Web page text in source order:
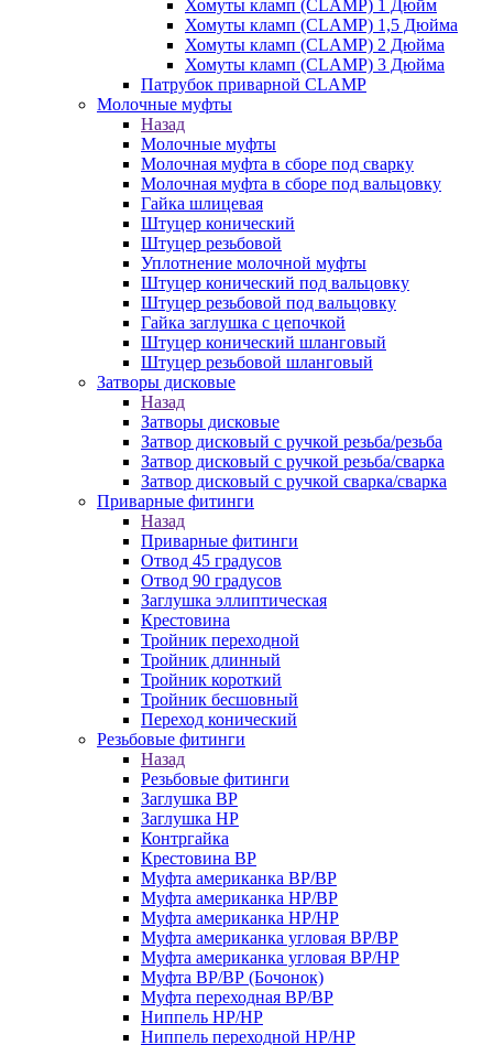
Хомуты кламп (CLAMP) 1 Дюйм
Хомуты кламп (CLAMP) 1,5 Дюйма
Хомуты кламп (CLAMP) 2 Дюйма
Хомуты кламп (CLAMP) 3 Дюйма
Патрубок приварной CLAMP
Молочные муфты
Назад
Молочные муфты
Молочная муфта в сборе под сварку
Молочная муфта в сборе под вальцовку
Гайка шлицевая
Штуцер конический
Штуцер резьбовой
Уплотнение молочной муфты
Штуцер конический под вальцовку
Штуцер резьбовой под вальцовку
Гайка заглушка с цепочкой
Штуцер конический шланговый
Штуцер резьбовой шланговый
Затворы дисковые
Назад
Затворы дисковые
Затвор дисковый с ручкой резьба/резьба
Затвор дисковый с ручкой резьба/сварка
Затвор дисковый с ручкой сварка/сварка
Приварные фитинги
Назад
Приварные фитинги
Отвод 45 градусов
Отвод 90 градусов
Заглушка эллиптическая
Крестовина
Тройник переходной
Тройник длинный
Тройник короткий
Тройник бесшовный
Переход конический
Резьбовые фитинги
Назад
Резьбовые фитинги
Заглушка ВР
Заглушка НР
Контргайка
Крестовина ВР
Муфта американка ВР/ВР
Муфта американка НР/ВР
Муфта американка НР/НР
Муфта американка угловая ВР/ВР
Муфта американка угловая ВР/НР
Муфта ВР/ВР (Бочонок)
Муфта переходная ВР/ВР
Ниппель НР/НР
Ниппель переходной НР/НР